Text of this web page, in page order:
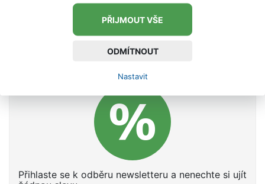
PŘIJMOUT VŠE
ODMÍTNOUT
Nastavit
NENECHTE SI UJÍT SLEVY
Přihlaste se k odběru newsletteru a nenechte si ujít